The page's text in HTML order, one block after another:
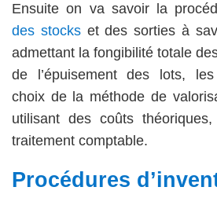
Ensuite on va savoir la
des stockset des sorties à
admettant la fongibilité totale
de l’épuisement des lots,
choix de la méthode de
utilisant des coûts
traitement comptable.
Procédures